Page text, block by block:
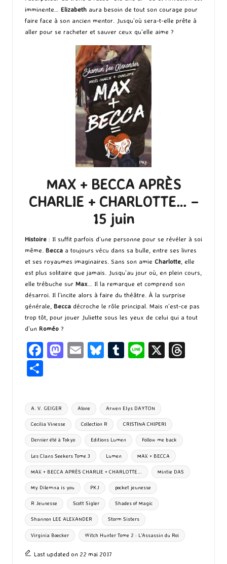
imminente… Elizabeth aura besoin de tout son courage pour
faire face à son ancien mentor. Jusqu’où sera-t-elle prête à
aller pour se racheter et sauver ceux qu’elle aime ?
MAX + BECCA APRÈS
CHARLIE + CHARLOTTE… –
15 juin
Histoire : Il suffit parfois d’une personne pour se révéler à soi
même. Becca a toujours vécu dans sa bulle, entre ses livres
et ses royaumes imaginaires. Sans son amie Charlotte, elle
est plus solitaire que jamais. Jusqu’au jour où, en plein cours,
elle trébuche sur Max… Il la remarque et comprend son
désarroi. Il l’incite alors à faire du théâtre. À la surprise
générale, Becca décroche le rôle principal. Mais n’est-ce pas
trop tôt, pour jouer Juliette sous les yeux de celui qui a tout
d’un Roméo ?
Fa
o
o
k
M
d
o
n
E
l
Bl
ky
T
bl
r
Li X
ta
g
er
Tags:
A. V. GEIGER Alone Arwen Elys DAYTON
Cecilia Vinesse Collection R CRISTINA CHIPERI
Dernier été à Tokyo Editions Lumen Follow me back
Les Clans Seekers Tome 3 Lumen MAX + BECCA
MAX + BECCA APRÈS CHARLIE + CHARLOTTE... Mintie DAS
My Dilemna is you PKJ pocket jeunesse
R Jeunesse Scott Sigler Shades of Magic
Shannon LEE ALEXANDER Storm Sisters
Virginia Boecker Witch Hunter Tome 2 : L'Assassin du Roi
Last updated on 22 mai 2017